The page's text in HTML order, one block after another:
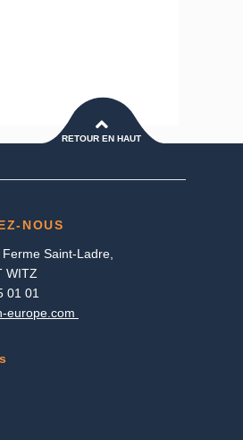
RETOUR EN HAUT
NOUS
Saint-Ladre,
WITZ
01 01
europe.com